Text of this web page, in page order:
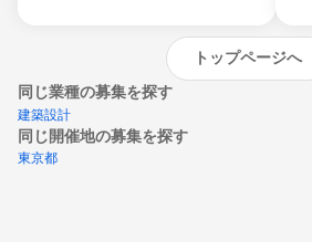
トップページへ
同じ業種の募集を探す
建築設計
同じ開催地の募集を探す
東京都